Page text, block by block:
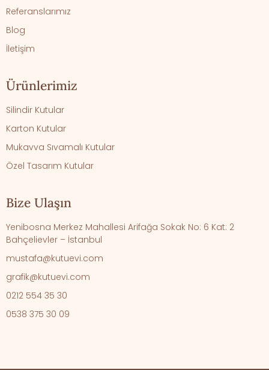
Referanslarımız
Blog
İletişim
Ürünlerimiz
Silindir Kutular
Karton Kutular
Mukavva Sıvamalı Kutular
Özel Tasarım Kutular
Bize Ulaşın
Yenibosna Merkez Mahallesi Arifağa Sokak No: 6 Kat: 2
Bahçelievler – İstanbul
mustafa@kutuevi.com
grafik@kutuevi.com
0212 554 35 30
0538 375 30 09